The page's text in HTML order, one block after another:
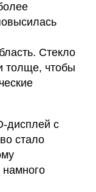
Стекло
толще, чтобы
дисплей с
стало
намного